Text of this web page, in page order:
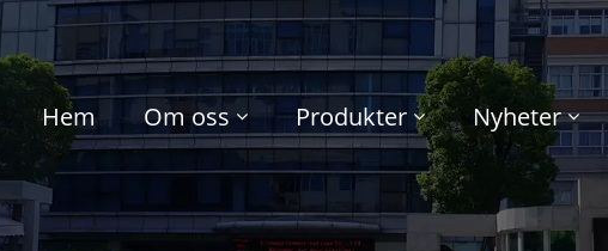
Hem Om oss Produkter Nyheter